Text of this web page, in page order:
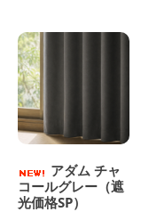
アダム チャ
コールグレー（遮
光価格SP）